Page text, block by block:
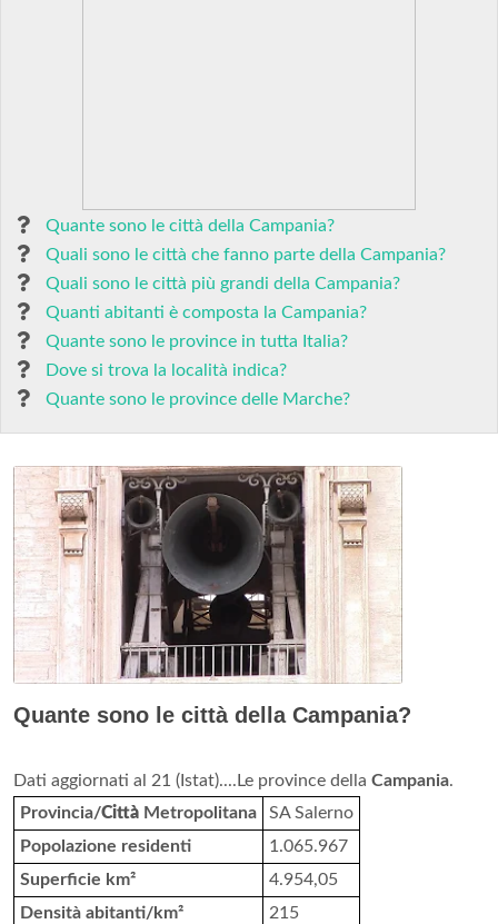
Quante sono le città della Campania?
Quali sono le città che fanno parte della Campania?
Quali sono le città più grandi della Campania?
Quanti abitanti è composta la Campania?
Quante sono le province in tutta Italia?
Dove si trova la località indica?
Quante sono le province delle Marche?
Quante sono le città della Campania?
Dati aggiornati al 21 (Istat)....Le province della Campania.
Provincia/Città Metropolitana
SA Salerno
Popolazione residenti
1.065.967
Superficie km²
4.954,05
Densità abitanti/km²
215